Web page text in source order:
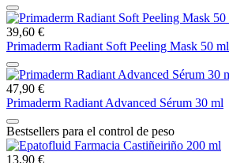
39,60 €
Primaderm Radiant Soft Peeling Mask 50 ml
47,90 €
Primaderm Radiant Advanced Sérum 30 ml
Bestsellers para el control de peso
13,90 €